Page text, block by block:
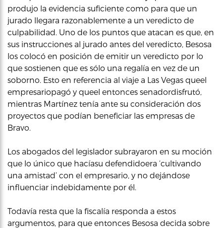
produjo la evidencia suficiente como para que un
jurado llegara razonablemente a un veredicto de
culpabilidad. Uno de los puntos que atacan es que, en
sus instrucciones al jurado antes del veredicto, Besosa
los colocó en posición de emitir un veredicto por lo
que sostienen que es sólo una regalía en vez de un
soborno. Esto en referencia al viaje a Las Vegas queel
empresariopagó y queel entonces senadordisfrutó,
mientras Martínez tenía ante su consideración dos
proyectos que podían beneficiar las empresas de
Bravo.
Los abogados del legislador subrayaron en su moción
que lo único que hacíasu defendidoera ‘cultivando
una amistad’ con el empresario, y no dejándose
influenciar indebidamente por él.
Todavía resta que la fiscalía responda a estos
argumentos, para que entonces Besosa decida sobre